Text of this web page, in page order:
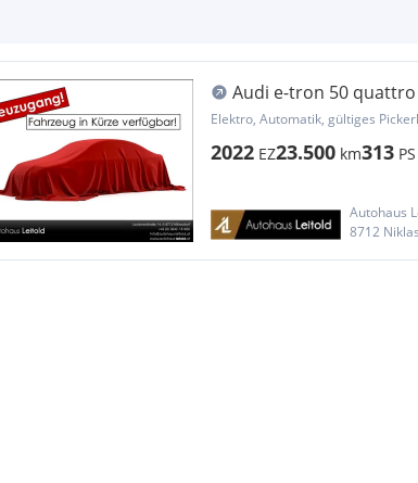
Audi e-tron 50 quattro
MEMORY ...
Elektro, Automatik, gültiges
2022 EZ23.500 km313
Autohaus
8712